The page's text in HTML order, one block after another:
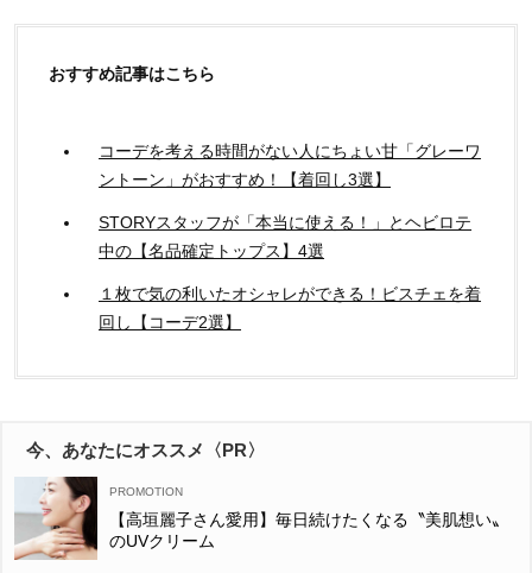
おすすめ記事はこちら
コーデを考える時間がない人にちょい甘「グレーワ
ントーン」がおすすめ！【着回し3選】
STORYスタッフが「本当に使える！」とヘビロテ
中の【名品確定トップス】4選
１枚で気の利いたオシャレができる！ビスチェを着
回し【コーデ2選】
今、あなたにオススメ〈PR〉
【高垣麗子さん愛用】毎日続けたくなる〝美肌想い〟
のUVクリーム